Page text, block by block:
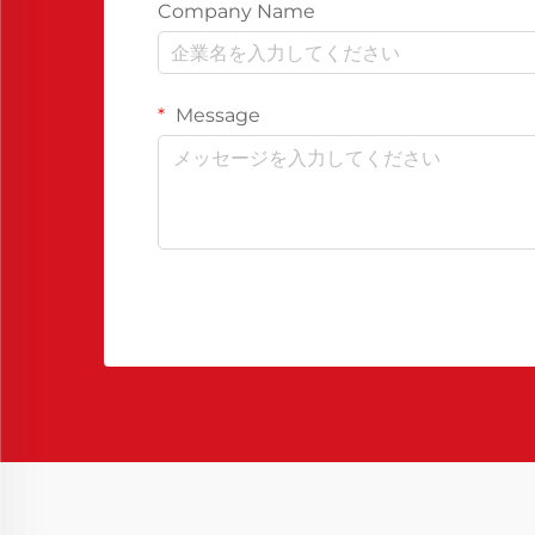
Company Name
Message